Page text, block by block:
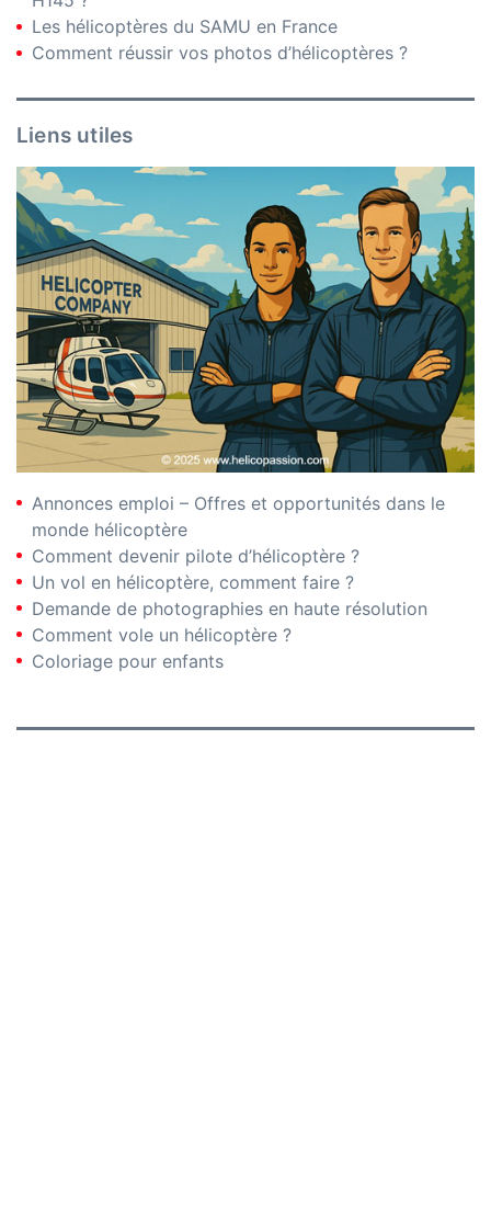
Les hélicoptères du SAMU en France
Comment réussir vos photos d’hélicoptères ?
Liens utiles
Annonces emploi – Offres et opportunités dans le
monde hélicoptère
Comment devenir pilote d’hélicoptère ?
Un vol en hélicoptère, comment faire ?
Demande de photographies en haute résolution
Comment vole un hélicoptère ?
Coloriage pour enfants